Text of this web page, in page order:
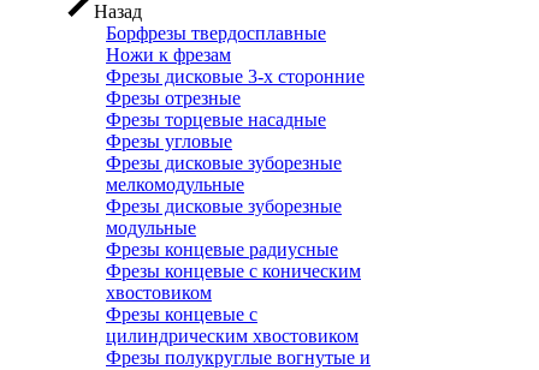
Назад
Борфрезы твердосплавные
Ножи к фрезам
Фрезы дисковые 3-х сторонние
Фрезы отрезные
Фрезы торцевые насадные
Фрезы угловые
Фрезы дисковые зуборезные
мелкомодульные
Фрезы дисковые зуборезные
модульные
Фрезы концевые радиусные
Фрезы концевые с коническим
хвостовиком
Фрезы концевые с
цилиндрическим хвостовиком
Фрезы полукруглые вогнутые и